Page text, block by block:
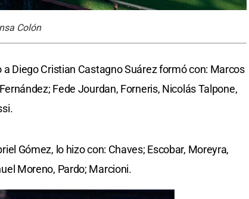
Colón
a Diego Cristian Castagno Suárez formó con: Marcos
Fede Jourdan, Forneris, Nicolás Talpone,
Gómez, lo hizo con: Chaves; Escobar, Moreyra,
Moreno, Pardo; Marcioni.